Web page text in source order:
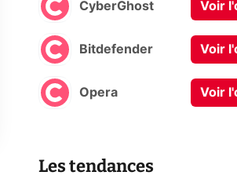
CyberGhost Voir
Bitdefender Voir
Opera Voir
Les tendances